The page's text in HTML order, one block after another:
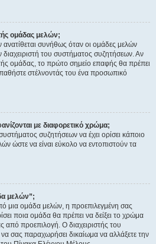
ομάδας μελών;
συνήθως όταν οι ομάδες μελών
του συστήματος συζητήσεων. Αν
ομάδας, το πρώτο σημείο επαφής θα πρέπει
στέλνοντάς του ένα προσωπικό
με διαφορετικό χρώμα;
συζητήσεων να έχει ορίσει κάποιο
ώστε να είναι εύκολο να εντοπιστούν τα
μελών”;
μια ομάδα μελών, η προεπιλεγμένη σας
ποια ομάδα θα πρέπει να δείξει το χρώμα
από προεπιλογή. Ο διαχειριστής του
σας παραχωρήσει δικαίωμα να αλλάξετε την